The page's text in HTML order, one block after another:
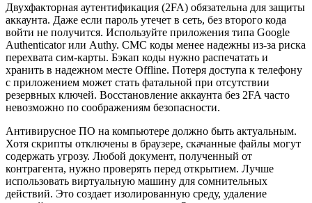
Двухфакторная аутентификация (2FA) обязательна для защиты
аккаунта. Даже если пароль утечет в сеть, без второго кода
войти не получится. Используйте приложения типа Google
Authenticator или Authy. СМС коды менее надежны из-за риска
перехвата сим-карты. Бэкап коды нужно распечатать и
хранить в надежном месте Offline. Потеря доступа к телефону
с приложением может стать фатальной при отсутствии
резервных ключей. Восстановление аккаунта без 2FA часто
невозможно по соображениям безопасности.
Антивирусное ПО на компьютере должно быть актуальным.
Хотя скрипты отключены в браузере, скачанные файлы могут
содержать угрозу. Любой документ, полученный от
контрагента, нужно проверять перед открытием. Лучше
использовать виртуальную машину для сомнительных
действий. Это создает изолированную среду, удаление